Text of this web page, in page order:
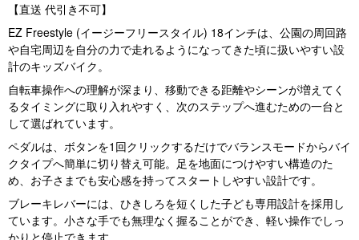
【直送 代引き不可】
EZ Freestyle (イージーフリースタイル) 18インチは、公園の周回路
や自宅周辺を自分の力で走れるようになってきた頃に扱いやすい設
計のキッズバイク。
自転車操作への理解が深まり、移動できる距離やシーンが増えてく
るタイミングに取り入れやすく、次のステップへ進むための一台と
して選ばれています。
ペダルは、ボタンを1回クリックするだけでバランスモードからバイ
クタイプへ簡単に切り替え可能。足を地面につけやすい構造のた
め、お子さまでも安心感を持ってスタートしやすい設計です。
ブレーキレバーには、ひきしろを短くした子ども専用設計を採用し
ています。小さな手でも無理なく握ることができ、軽い操作でしっ